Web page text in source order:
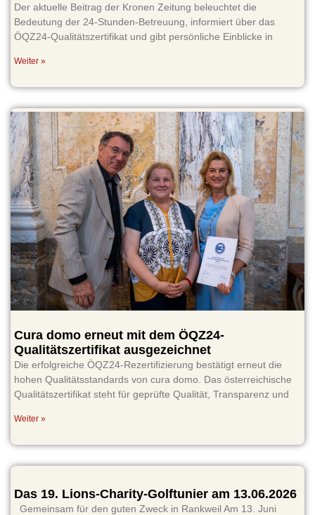
Der aktuelle Beitrag der Kronen Zeitung beleuchtet die
Bedeutung der 24-Stunden-Betreuung, informiert über das
ÖQZ24-Qualitätszertifikat und gibt persönliche Einblicke in
Weiter »
Cura domo erneut mit dem ÖQZ24-
Qualitätszertifikat ausgezeichnet
Die erfolgreiche ÖQZ24-Rezertifizierung bestätigt erneut die
hohen Qualitätsstandards von cura domo. Das österreichische
Qualitätszertifikat steht für geprüfte Qualität, Transparenz und
Weiter »
Das 19. Lions-Charity-Golftunier am 13.06.2026
Gemeinsam für den guten Zweck in Rankweil Am 13. Juni